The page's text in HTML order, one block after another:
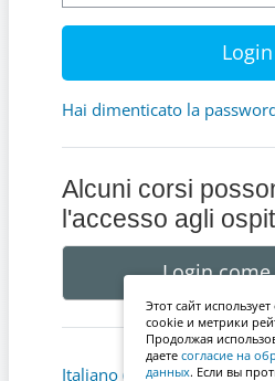
Login
Hai dimenticato la
Alcuni corsi
l'accesso agli
Login
Italiano ‎(it)‎
Этот сайт
cookie и метрики
Продолжая
даете согласие на
данных. Если вы